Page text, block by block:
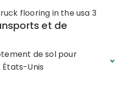
et de
de sol pour
États-Unis